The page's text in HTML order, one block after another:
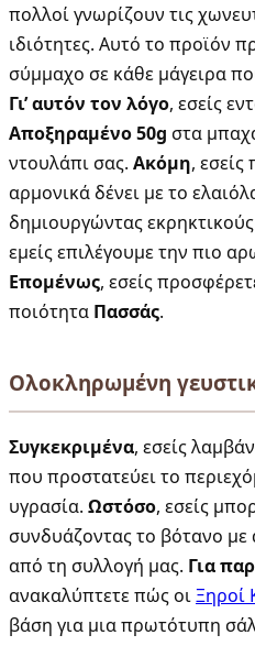
πολλοί γνωρίζουν τις
ιδιότητες. Αυτό το προϊόν
σύμμαχο σε κάθε μάγειρα
Γι’ αυτόν τον λόγο, εσείς
Αποξηραμένο 50g στα
ντουλάπι σας. Ακόμη,
αρμονικά δένει με το
δημιουργώντας
εμείς επιλέγουμε την πιο
Επομένως, εσείς
ποιότητα Πασσάς.
Ολοκληρωμένη
Συγκεκριμένα, εσείς
που προστατεύει το
υγρασία. Ωστόσο, εσείς
συνδυάζοντας το βότανο με
από τη συλλογή μας. Για
ανακαλύπτετε πώς οιΞηροί
βάση για μια πρωτότυπη